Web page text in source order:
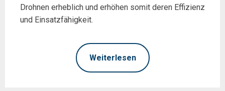
Drohnen erheblich und erhöhen somit deren Effizienz
und Einsatzfähigkeit.
Weiterlesen